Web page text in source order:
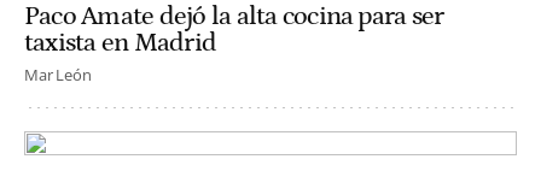
Paco Amate dejó la alta cocina para ser
taxista en Madrid
Mar León